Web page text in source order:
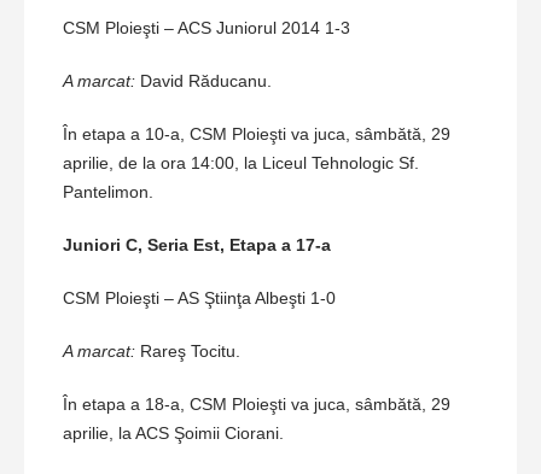
CSM Ploieşti – ACS Juniorul 2014 1-3
A marcat: David Răducanu.
În etapa a 10-a, CSM Ploieşti va juca, sâmbătă, 29
aprilie, de la ora 14:00, la Liceul Tehnologic Sf.
Pantelimon.
Juniori C, Seria Est, Etapa a 17-a
CSM Ploieşti – AS Ştiinţa Albeşti 1-0
A marcat: Rareş Tocitu.
În etapa a 18-a, CSM Ploieşti va juca, sâmbătă, 29
aprilie, la ACS Şoimii Ciorani.